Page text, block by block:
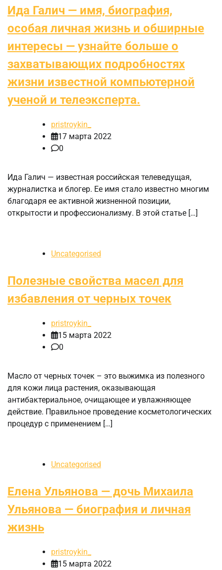
Ида Галич — имя, биография,
особая личная жизнь и обширные
интересы — узнайте больше о
захватывающих подробностях
жизни известной компьютерной
ученой и телеэксперта.
pristroykin_
17 марта 2022
0
Ида Галич — известная российская телеведущая,
журналистка и блогер. Ее имя стало известно многим
благодаря ее активной жизненной позиции,
открытости и профессионализму. В этой статье […]
Uncategorised
Полезные свойства масел для
избавления от черных точек
pristroykin_
15 марта 2022
0
Масло от черных точек – это выжимка из полезного
для кожи лица растения, оказывающая
антибактериальное, очищающее и увлажняющее
действие. Правильное проведение косметологических
процедур с применением […]
Uncategorised
Елена Ульянова — дочь Михаила
Ульянова — биография и личная
жизнь
pristroykin_
15 марта 2022